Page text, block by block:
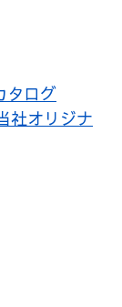
タログ
社オリジナ